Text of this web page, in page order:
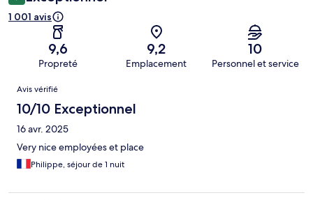
1 001 avis
9,6
Propreté
9,2
Emplacement
10
Personnel et service
Avis
Avis vérifié
10/10 Exceptionnel
16 avr. 2025
Very nice employées et place
Philippe, séjour de 1 nuit